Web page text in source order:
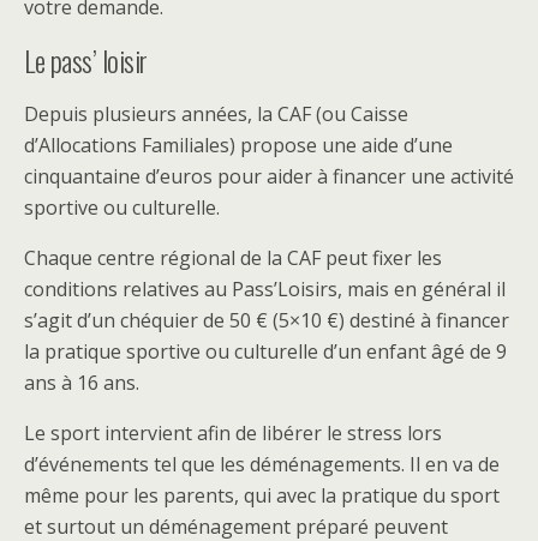
votre demande.
Le pass’ loisir
Depuis plusieurs années, la CAF (ou Caisse
d’Allocations Familiales) propose une aide d’une
cinquantaine d’euros pour aider à financer une activité
sportive ou culturelle.
Chaque centre régional de la CAF peut fixer les
conditions relatives au Pass’Loisirs, mais en général il
s’agit d’un chéquier de 50 € (5×10 €) destiné à financer
la pratique sportive ou culturelle d’un enfant âgé de 9
ans à 16 ans.
Le sport intervient afin de libérer le stress lors
d’événements tel que les déménagements. Il en va de
même pour les parents, qui avec la pratique du sport
et surtout un déménagement préparé peuvent